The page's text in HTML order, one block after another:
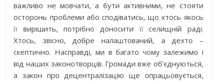
важливо не мовчати, а бути активними, не стояти
осторонь проб­леми або сподіватись, що хтось якось
її вирішить, потрібно доносити її селищній раді.
Хтось, звісно, доб­ре налаштований, а дехто –
скептично. Насправді, ми в багато чому залежимо і
від наших законотворців. Громади вже об’єднуються,
а закон про децентралізацію ще опрацьовується,